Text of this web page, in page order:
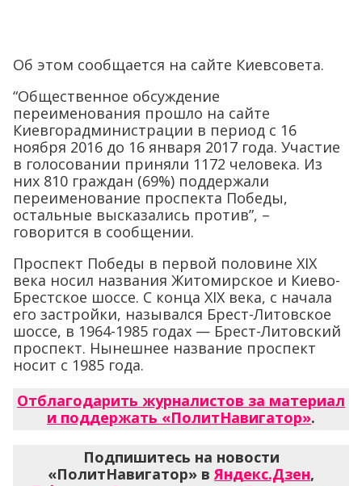
Об этом сообщается на сайте Киевсовета.
“Общественное обсуждение
переименования прошло на сайте
Киевгорадминистрации в период с 16
ноября 2016 до 16 января 2017 года. Участие
в голосовании приняли 1172 человека. Из
них 810 граждан (69%) поддержали
переименование проспекта Победы,
остальные высказались против”, –
говорится в сообщении.
Проспект Победы в первой половине XIX
века носил названия Житомирское и Киево-
Брестское шоссе. С конца XIX века, с начала
его застройки, назывался Брест-Литовское
шоссе, в 1964-1985 годах — Брест-Литовский
проспект. Нынешнее название проспект
носит с 1985 года.
Отблагодарить журналистов за материал
и поддержать «ПолитНавигатор».
Подпишитесь на новости
«ПолитНавигатор» вЯндекс.Дзен,